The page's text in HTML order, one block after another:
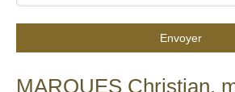
Envoyer
MARQUES Christian,